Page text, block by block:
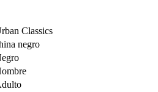
Classics
negro